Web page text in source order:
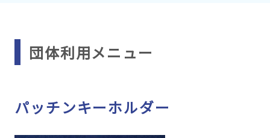
団体利用メニュー
パッチンキーホルダー